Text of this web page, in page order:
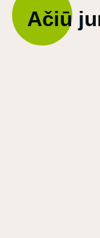
Ačiū